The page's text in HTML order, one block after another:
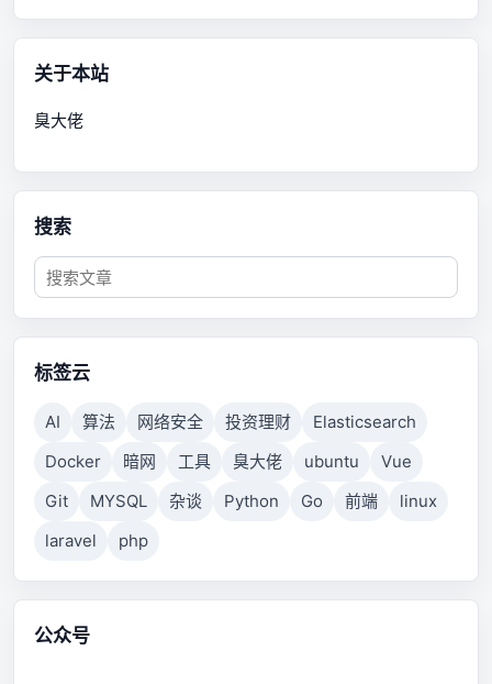
关于本站
臭大佬
搜索
标签云
AI 算法 网络安全 投资理财
Elasticsearch
Docker
暗网 工具 臭大佬 ubuntu
Vue
Git
MYSQL 杂谈 Python Go 前端
linux
laravel
php
公众号